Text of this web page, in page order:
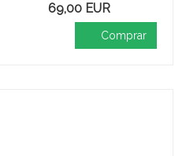
69,00 EUR
Comprar